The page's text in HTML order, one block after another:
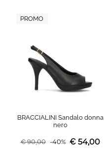
PROMO
BRACCIALINI Sandalo donna
nero
€90,00 -40% € 54,00